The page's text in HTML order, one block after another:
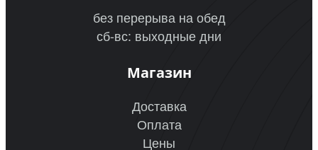
без перерыва на обед
сб-вс: выходные дни
Магазин
Доставка
Оплата
Цены